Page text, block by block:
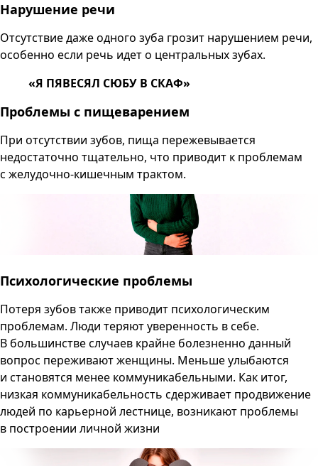
Нарушение речи
Отсутствие даже одного зуба грозит нарушением речи,
особенно если речь идет о центральных зубах.
«Я ПЯВЕСЯЛ СЮБУ В СКАФ»
Проблемы с пищеварением
При отсутствии зубов, пища пережевывается
недостаточно тщательно, что приводит к проблемам
с желудочно-кишечным трактом.
Психологические проблемы
Потеря зубов также приводит психологическим
проблемам. Люди теряют уверенность в себе.
В большинстве случаев крайне болезненно данный
вопрос переживают женщины. Меньше улыбаются
и становятся менее коммуникабельными. Как итог,
низкая коммуникабельность сдерживает продвижение
людей по карьерной лестнице, возникают проблемы
в построении личной жизни